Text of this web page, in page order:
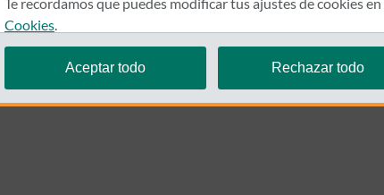
Cookies
Aceptar todo Rechazar todo